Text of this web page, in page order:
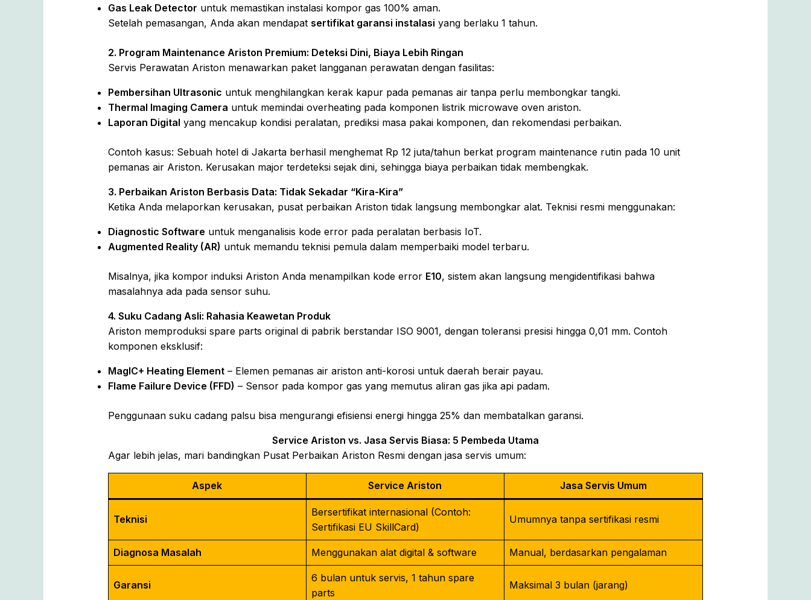
Gas Leak Detector untuk memastikan instalasi kompor gas 100% aman.
Setelah pemasangan, Anda akan mendapat sertifikat garansi instalasi yang berlaku 1 tahun.
2. Program Maintenance Ariston Premium: Deteksi Dini, Biaya Lebih Ringan
Servis Perawatan Ariston menawarkan paket langganan perawatan dengan fasilitas:
Pembersihan Ultrasonic untuk menghilangkan kerak kapur pada pemanas air tanpa perlu membongkar tangki.
Thermal Imaging Camera untuk memindai overheating pada komponen listrik microwave oven ariston.
Laporan Digital yang mencakup kondisi peralatan, prediksi masa pakai komponen, dan rekomendasi perbaikan.
Contoh kasus: Sebuah hotel di Jakarta berhasil menghemat Rp 12 juta/tahun berkat program maintenance rutin pada 10 unit
pemanas air Ariston. Kerusakan major terdeteksi sejak dini, sehingga biaya perbaikan tidak membengkak.
3. Perbaikan Ariston Berbasis Data: Tidak Sekadar “Kira-Kira”
Ketika Anda melaporkan kerusakan, pusat perbaikan Ariston tidak langsung membongkar alat. Teknisi resmi menggunakan:
Diagnostic Software untuk menganalisis kode error pada peralatan berbasis IoT.
Augmented Reality (AR) untuk memandu teknisi pemula dalam memperbaiki model terbaru.
Misalnya, jika kompor induksi Ariston Anda menampilkan kode error E10, sistem akan langsung mengidentifikasi bahwa
masalahnya ada pada sensor suhu.
4. Suku Cadang Asli: Rahasia Keawetan Produk
Ariston memproduksi spare parts original di pabrik berstandar ISO 9001, dengan toleransi presisi hingga 0,01 mm. Contoh
komponen eksklusif:
MagIC+ Heating Element– Elemen pemanas air ariston anti-korosi untuk daerah berair payau.
Flame Failure Device (FFD) – Sensor pada kompor gas yang memutus aliran gas jika api padam.
Penggunaan suku cadang palsu bisa mengurangi efisiensi energi hingga 25% dan membatalkan garansi.
Service Ariston vs. Jasa Servis Biasa: 5 Pembeda Utama
Agar lebih jelas, mari bandingkan Pusat Perbaikan Ariston Resmi dengan jasa servis umum:
Aspek Service Ariston Jasa Servis Umum
Teknisi
Bersertifikat internasional (Contoh:
Sertifikasi EU SkillCard)
Umumnya tanpa sertifikasi resmi
Diagnosa Masalah Menggunakan alat digital & software Manual, berdasarkan pengalaman
Garansi
6 bulan untuk servis, 1 tahun spare
parts
Maksimal 3 bulan (jarang)